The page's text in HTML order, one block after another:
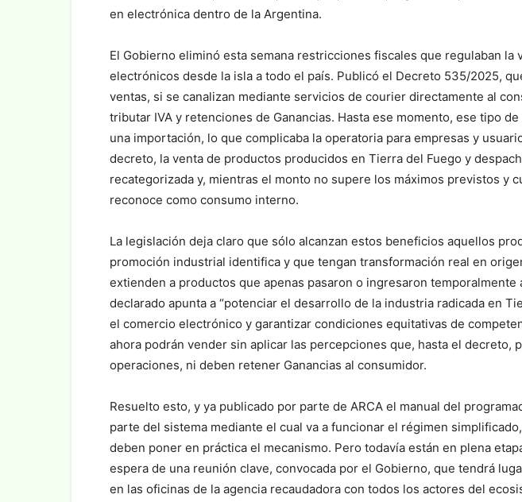
en electrónica dentro de la Argentina.
El Gobierno eliminó esta semana restricciones fiscales que regulaban la
electrónicos desde la isla a todo el país. Publicó el Decreto 535/2025,
ventas, si se canalizan mediante servicios de courier directamente al
tributar IVA y retenciones de Ganancias. Hasta ese momento, ese tipo
una importación, lo que complicaba la operatoria para empresas y
decreto, la venta de productos producidos en Tierra del Fuego y
recategorizada y, mientras el monto no supere los máximos previstos y
reconoce como consumo interno.
La legislación deja claro que sólo alcanzan estos beneficios aquellos
promoción industrial identifica y que tengan transformación real en
extienden a productos que apenas pasaron o ingresaron temporalmente
declarado apunta a “potenciar el desarrollo de la industria radicada en
el comercio electrónico y garantizar condiciones equitativas de
ahora podrán vender sin aplicar las percepciones que, hasta el decreto,
operaciones, ni deben retener Ganancias al consumidor.
Resuelto esto, y ya publicado por parte de ARCA el manual del
parte del sistema mediante el cual va a funcionar el régimen
deben poner en práctica el mecanismo. Pero todavía están en plena
espera de una reunión clave, convocada por el Gobierno, que tendrá
en las oficinas de la agencia recaudadora con todos los actores del